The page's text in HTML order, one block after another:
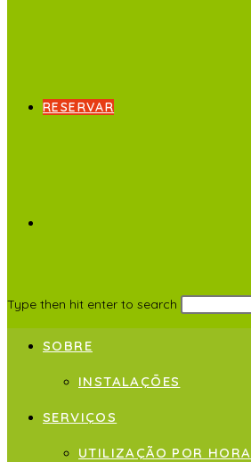
RESERVAR
Type then hit enter to search
SOBRE
INSTALAÇÕES
SERVIÇOS
UTILIZAÇÃO POR HORA